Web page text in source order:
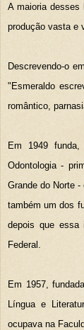
A maioria desses
produção vasta e
Descrevendo-o
"Esmeraldo
romântico,
Em 1949
Odontologia -
Grande do Norte
também um dos
depois que essa
Federal.
Em 1957,
Língua e
ocupava na